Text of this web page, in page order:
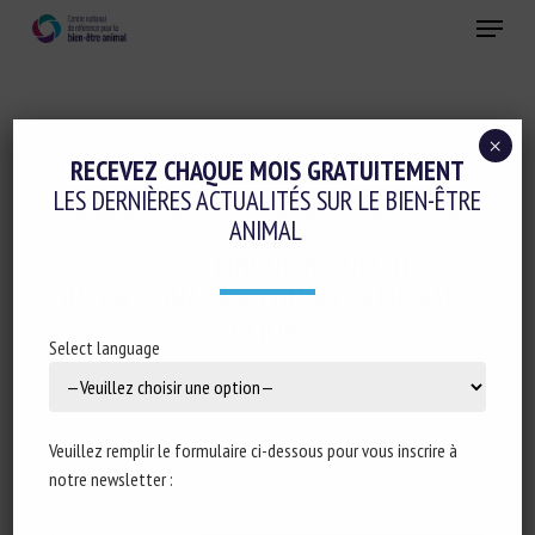
Menu
Cognition-émotions
Conduite d'élevage et relations humain-animal
INTENTIONAL AND UNINTENTIONAL
1 septembre 2021
RECEVEZ CHAQUE MOIS GRATUITEMENT
LES DERNIÈRES ACTUALITÉS SUR LE BIEN-ÊTRE
ANIMAL
Select language
Veuillez remplir le formulaire ci-dessous pour vous inscrire à
notre newsletter :
×